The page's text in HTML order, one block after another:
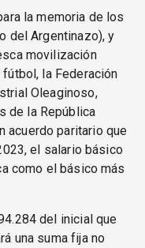
la memoria de los
del Argentinazo), y
movilización
la Federación
Oleaginoso,
de la República
acuerdo paritario que
el salario básico
como el básico más
del inicial que
una suma fija no